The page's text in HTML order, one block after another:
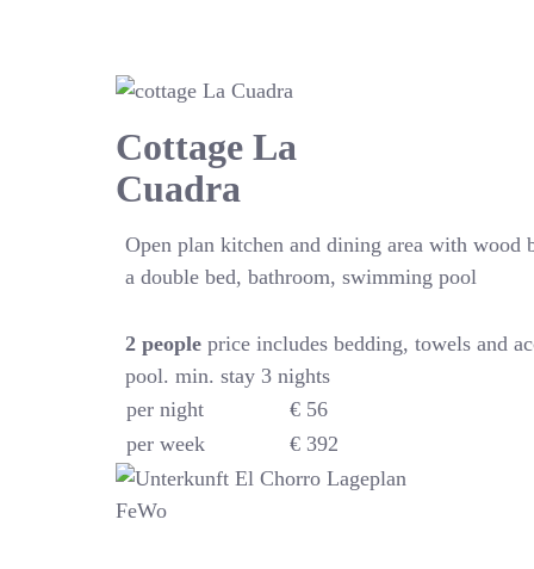
Cottage La
Cuadra
Open plan kitchen and dining area with wood
a double bed, bathroom, swimming pool
2peopleprice includes bedding, towels and
pool. min. stay 3 nights
per night
€ 56
per week
€ 392